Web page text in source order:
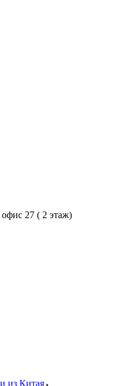
27 ( 2 этаж)
из Китая